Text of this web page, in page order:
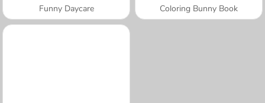
Funny Daycare Coloring Bunny Book